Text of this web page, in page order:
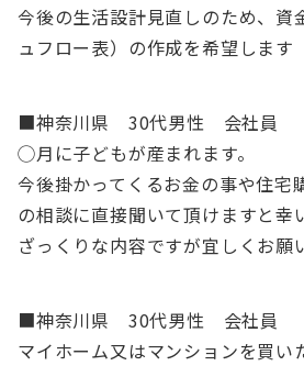
今後の生活設計見直しのため、資
ュフロー表）の作成を希望します
■神奈川県 30代男性 会社員
◯月に子どもが産まれます。
今後掛かってくるお金の事や住宅
の相談に直接聞いて頂けますと幸
ざっくりな内容ですが宜しくお願
■神奈川県 30代男性 会社員
マイホーム又はマンションを買い